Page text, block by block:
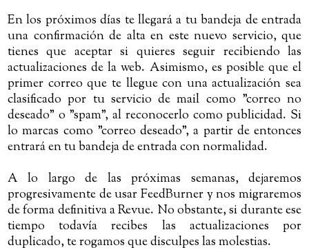
En los próximos días te llegará a tu bandeja de entrada
una confirmación de alta en este nuevo servicio, que
tienes que aceptar si quieres seguir recibiendo las
actualizaciones de la web. Asimismo, es posible que el
primer correo que te llegue con una actualización sea
clasificado por tu servicio de mail como "correo no
deseado" o "spam", al reconocerlo como publicidad. Si
lo marcas como "correo deseado", a partir de entonces
entrará en tu bandeja de entrada con normalidad.
A lo largo de las próximas semanas, dejaremos
progresivamente de usar FeedBurner y nos migraremos
de forma definitiva a Revue. No obstante, si durante ese
tiempo todavía recibes las actualizaciones por
duplicado, te rogamos que disculpes las molestias.